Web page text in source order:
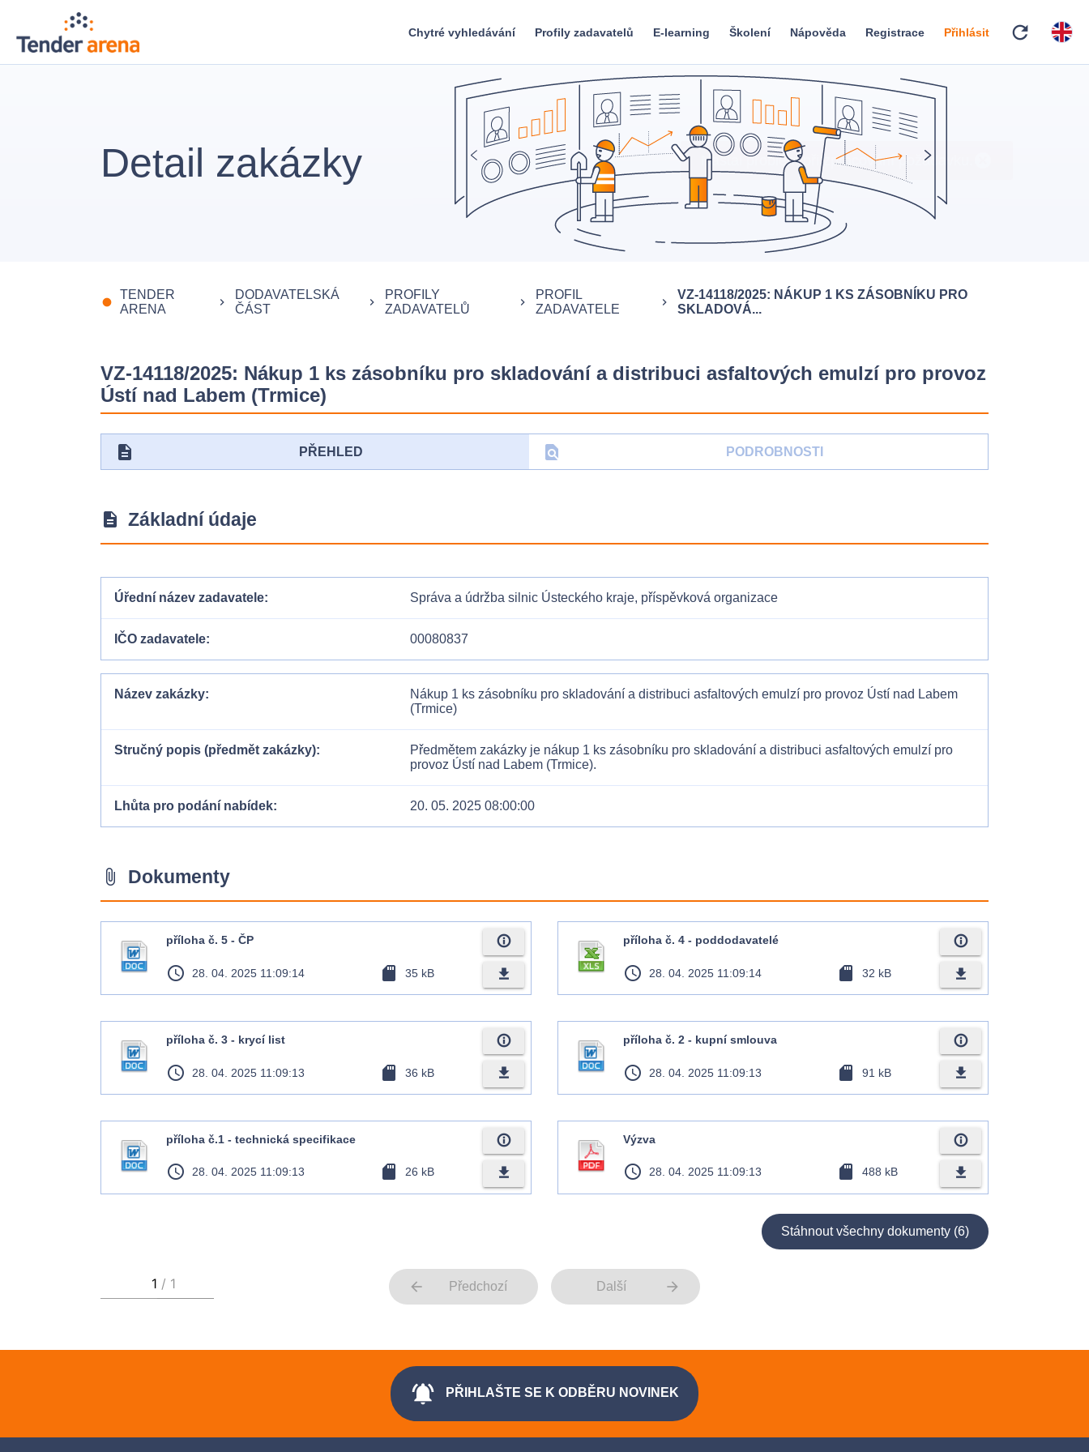
Chytré vyhledávání Profily zadavatelů E-learning Školení Nápověda Registrace Přihlásit refresh
Detail zakázky
fiber_manual_record
TENDER
ARENA
keyboard_arrow_right
DODAVATELSKÁ
ČÁST
keyboard_arrow_right
PROFILY
ZADAVATELŮ
keyboard_arrow_right
PROFIL
ZADAVATELE
keyboard_arrow_right
VZ-14118/2025: NÁKUP 1 KS ZÁSOBNÍKU PRO
SKLADOVÁ...
VZ-14118/2025: Nákup 1 ks zásobníku pro skladování a distribuci asfaltových emulzí pro provoz
Ústí nad Labem (Trmice)
description PŘEHLED find_in_page PODROBNOSTI
description Základní údaje
Úřední název zadavatele Správa a údržba silnic Ústeckého kraje, příspěvková organizace
IČO zadavatele 00080837
Název zakázky
Nákup 1 ks zásobníku pro skladování a distribuci asfaltových emulzí pro provoz Ústí nad Labem
(Trmice)
Stručný popis (předmět zakázky)
Předmětem zakázky je nákup 1 ks zásobníku pro skladování a distribuci asfaltových emulzí pro
provoz Ústí nad Labem (Trmice).
Lhůta pro podání nabídek 20. 05. 2025 08:00:00
attach_file Dokumenty
příloha č. 5 - ČP
access_time 28. 04. 2025 11:09:14 sd_card 35 kB
info_outline
file_download
příloha č. 4 - poddodavatelé
access_time 28. 04. 2025 11:09:14 sd_card 32 kB
info_outline
file_download
příloha č. 3 - krycí list
access_time 28. 04. 2025 11:09:13 sd_card 36 kB
info_outline
file_download
příloha č. 2 - kupní smlouva
access_time 28. 04. 2025 11:09:13 sd_card 91 kB
info_outline
file_download
příloha č.1 - technická specifikace
access_time 28. 04. 2025 11:09:13 sd_card 26 kB
info_outline
file_download
Výzva
access_time 28. 04. 2025 11:09:13 sd_card 488 kB
info_outline
file_download
Stáhnout všechny dokumenty (6)
arrow_back Předchozí Další arrow_forward
notifications_active PŘIHLAŠTE SE K ODBĚRU NOVINEK